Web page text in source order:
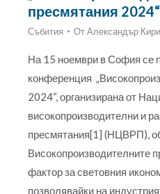
пресмятания
Събития ОтАлександър
На 15 ноември в София се
конференция
2024“, организирана от
високопроизводителни и
пресмятания[1] (НЦВРП),
Високопроизводителните
фактор за световния
позволявайки на